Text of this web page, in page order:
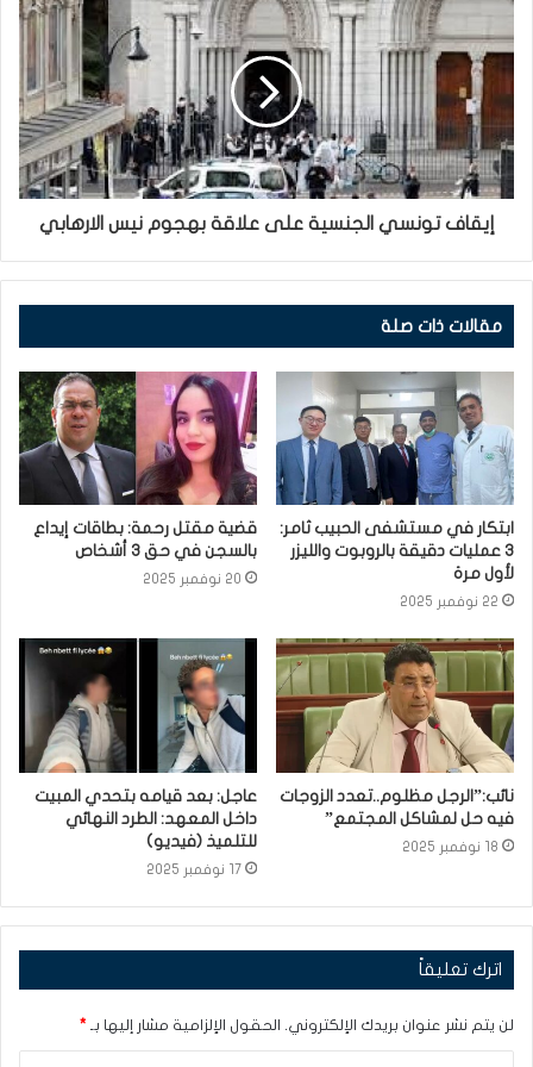
إيقاف تونسي الجنسية على علاقة بهجوم نيس الارهابي
مقالات ذات صلة
ابتكار في مستشفى الحبيب ثامر:
3 عمليات دقيقة بالروبوت والليزر
لأول مرة
22 نوفمبر 2025
قضية مقتل رحمة: بطاقات إيداع
بالسجن في حق 3 أشخاص
20 نوفمبر 2025
نائب:”الرجل مظلوم..تعدد الزوجات
فيه حل لمشاكل المجتمع”
18 نوفمبر 2025
عاجل: بعد قيامه بتحدي المبيت
داخل المعهد: الطرد النهائي
للتلميذ (فيديو)
17 نوفمبر 2025
اترك تعليقاً
لن يتم نشر عنوان بريدك الإلكتروني. الحقول الإلزامية مشار إليها بـ *